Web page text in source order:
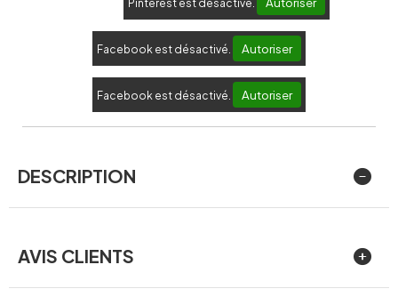
Pinterest est désactivé.
Facebook est désactivé. Autoriser
Facebook est désactivé. Autoriser
DESCRIPTION
AVIS CLIENTS